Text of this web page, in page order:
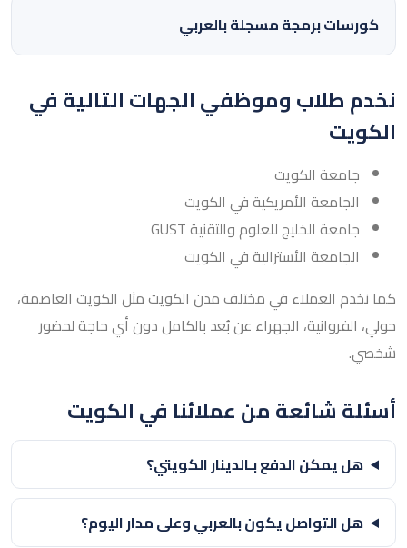
كورسات برمجة مسجلة بالعربي
نخدم طلاب وموظفي الجهات التالية في
الكويت
جامعة الكويت
الجامعة الأمريكية في الكويت
جامعة الخليج للعلوم والتقنية GUST
الجامعة الأسترالية في الكويت
كما نخدم العملاء في مختلف مدن الكويت مثل الكويت العاصمة،
حولي، الفروانية، الجهراء عن بُعد بالكامل دون أي حاجة لحضور
شخصي.
أسئلة شائعة من عملائنا في الكويت
هل يمكن الدفع بـالدينار الكويتي؟
هل التواصل يكون بالعربي وعلى مدار اليوم؟